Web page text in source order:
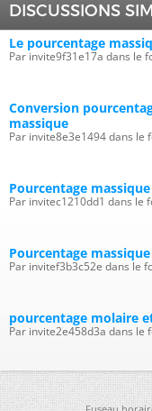
DISCUSSIONS
Le pourcentage
Par invite9f31e17a dans le
Conversion
massique
Par invite8e3e1494 dans le
Pourcentage massique
Par invitec1210dd1 dans le
Pourcentage massique
Par invitef3b3c52e dans le
pourcentage molaire
Par invite2e458d3a dans le